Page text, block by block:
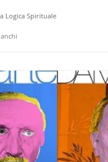
Logica Spirituale